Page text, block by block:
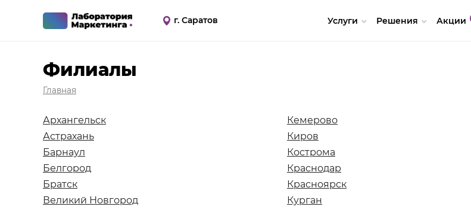
г. Саратов Услуги Решения Акции
Филиалы
Главная
Архангельск
Астрахань
Барнаул
Белгород
Братск
Великий Новгород
Кемерово
Киров
Кострома
Краснодар
Красноярск
Курган